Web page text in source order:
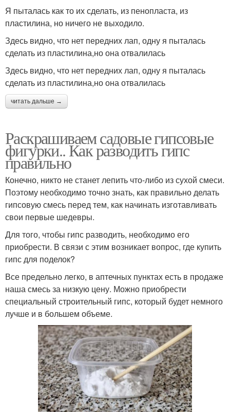
Я пыталась как то их сделать, из пенопласта, из
пластилина, но ничего не выходило.
Здесь видно, что нет передних лап, одну я пыталась
сделать из пластилина,но она отвалилась
Здесь видно, что нет передних лап, одну я пыталась
сделать из пластилина,но она отвалилась
читать дальше →
Раскрашиваем садовые гипсовые
фигурки.. Как разводить гипс
правильно
Конечно, никто не станет лепить что-либо из сухой смеси.
Поэтому необходимо точно знать, как правильно делать
гипсовую смесь перед тем, как начинать изготавливать
свои первые шедевры.
Для того, чтобы гипс разводить, необходимо его
приобрести. В связи с этим возникает вопрос, где купить
гипс для поделок?
Все предельно легко, в аптечных пунктах есть в продаже
наша смесь за низкую цену. Можно приобрести
специальный строительный гипс, который будет немного
лучше и в большем объеме.